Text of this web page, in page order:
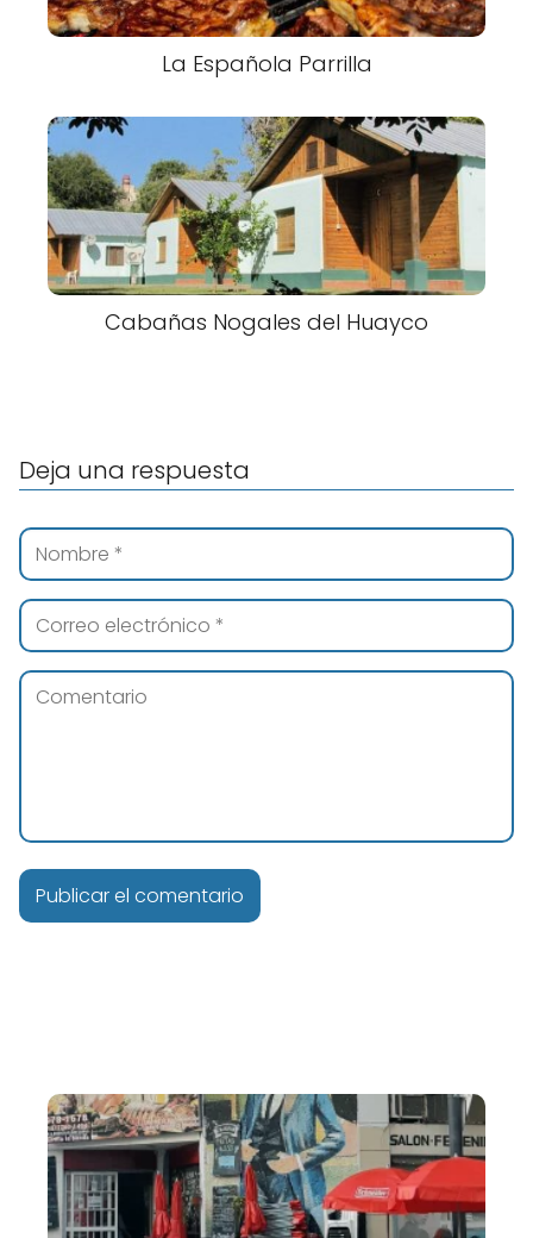
La Española Parrilla
Cabañas Nogales del Huayco
Deja una respuesta